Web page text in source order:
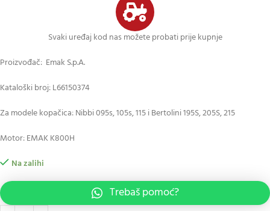
Svaki uređaj kod nas možete probati prije kupnje
Proizvođač: Emak S.p.A.
Kataloški broj: L66150374
Za modele kopačica: Nibbi 095s, 105s, 115 i Bertolini 195S, 205S, 215
Motor: EMAK K800H
Na zalihi
Trebaš pomoć?